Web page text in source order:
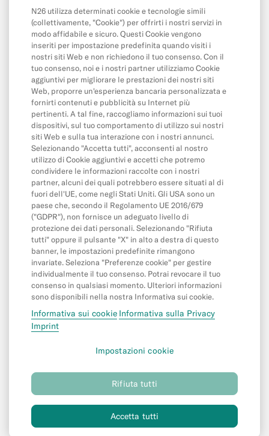
Pagamenti, prelievi e bonifici
Prelievi
Bonifici
Addebiti diretti e ordini permanenti
Pagamenti online e con carta
Saldo e limiti di spesa
App e opzioni
L' app
Cash26
Invita un amico
Portafogli digitali e online
MoneyBeam
N26 SIM
Spazi
Informativa sulla Privacy
(nuova
tabella)
Informativa sui cookie
tabella)
tabella)
(nuova
tabella)
N26 utilizza determinati cookie e tecnologie simili
(collettivamente, "Cookie") per offrirti i nostri servizi in
modo affidabile e sicuro. Questi Cookie vengono
inseriti per impostazione predefinita quando visiti i
nostri siti Web e non richiedono il tuo consenso. Con il
tuo consenso, noi e i nostri partner utilizziamo Cookie
aggiuntivi per migliorare le prestazioni dei nostri siti
Web, proporre un'esperienza bancaria personalizzata e
fornirti contenuti e pubblicità su Internet più
pertinenti. A tal fine, raccogliamo informazioni sui tuoi
dispositivi, sul tuo comportamento di utilizzo sui nostri
siti Web e sulla tua interazione con i nostri annunci.
Selezionando "Accetta tutti", acconsenti al nostro
utilizzo di Cookie aggiuntivi e accetti che potremo
condividere le informazioni raccolte con i nostri
partner, alcuni dei quali potrebbero essere situati al di
fuori dell'UE, come negli Stati Uniti. Gli USA sono un
paese che, secondo il Regolamento UE 2016/679
("GDPR"), non fornisce un adeguato livello di
protezione dei dati personali. Selezionando "Rifiuta
tutti" oppure il pulsante "X" in alto a destra di questo
banner, le impostazioni predefinite rimangono
invariate. Seleziona "Preferenze cookie" per gestire
individualmente il tuo consenso. Potrai revocare il tuo
consenso in qualsiasi momento. Ulteriori informazioni
sono disponibili nella nostra Informativa sui cookie.
Informativa sui cookie Informativa sulla Privacy
Imprint
Impostazioni cookie
Rifiuta tutti
Accetta tutti